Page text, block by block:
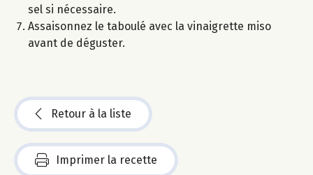
sel si nécessaire.
Assaisonnez le taboulé avec la vinaigrette miso
avant de déguster.
Retour à la liste
Imprimer la recette